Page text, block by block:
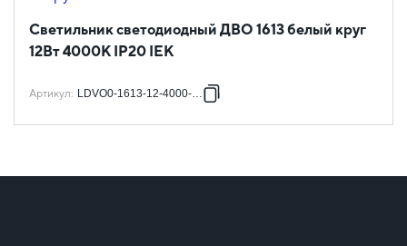
Светильник светодиодный ДВО 1613 белый круг
12Вт 4000К IP20 IEK
Артикул: LDVO0-1613-12-4000-K01